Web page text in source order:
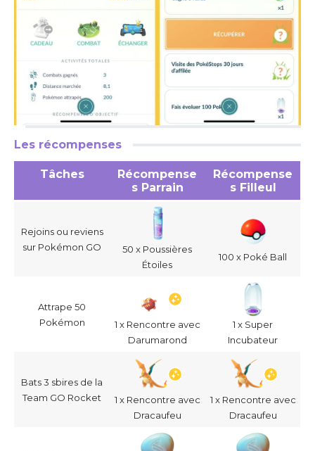
Les récompenses
Tâches
Récompense
s Parrain
Récompense
s Filleul
Rejoins ou reviens
sur Pokémon GO
50 x Poussières
Étoiles
100 x Poké Ball
Attrape 50
Pokémon
1 x Rencontre avec
Darumarond
1 x Super
Incubateur
Bats 3 sbires de la
Team GO Rocket
1 x Rencontre avec
Dracaufeu
1 x Rencontre avec
Dracaufeu